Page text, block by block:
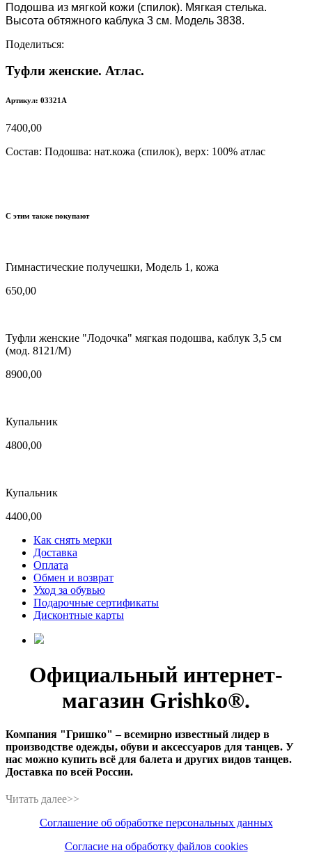
Подошва из мягкой кожи (спилок). Мягкая стелька.
Высота обтяжного каблука 3 см. Модель 3838.
Поделиться:
Туфли женские. Атлас.
Артикул: 03321А
7400,00
Состав: Подошва: нат.кожа (спилок), верх: 100% атлас
С этим также покупают
Гимнастические получешки, Модель 1, кожа
650,00
Туфли женские "Лодочка" мягкая подошва, каблук 3,5 см
(мод. 8121/М)
8900,00
Купальник
4800,00
Купальник
4400,00
Как снять мерки
Доставка
Оплата
Обмен и возврат
Уход за обувью
Подарочные сертификаты
Дисконтные карты
Официальный интернет-
магазин Grishko®.
Компания "Гришко" – всемирно известный лидер в
производстве одежды, обуви и аксессуаров для танцев. У
нас можно купить всё для балета и других видов танцев.
Доставка по всей России.
Соглашение об обработке персональных данных
Согласие на обработку файлов cookies